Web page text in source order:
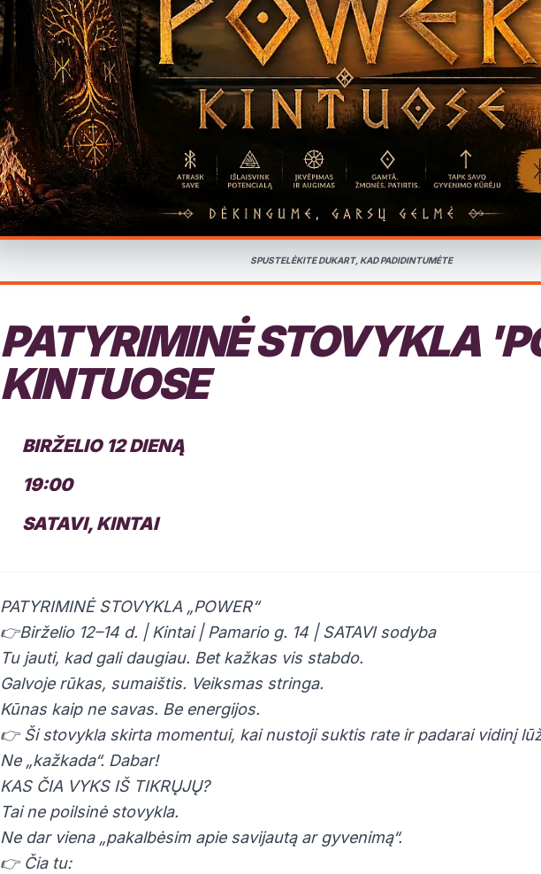
SPUSTELĖKITE DUKART, KAD PADIDINTUMĖTE
PATYRIMINĖ STOVYKLA
KINTUOSE
BIRŽELIO 12 DIENĄ
19:00
SATAVI, KINTAI
PATYRIMINĖ STOVYKLA „POWER“
👉Birželio 12–14 d. | Kintai | Pamario g. 14 | SATAVI sodyba
Tu jauti, kad gali daugiau. Bet kažkas vis stabdo.
Galvoje rūkas, sumaištis. Veiksmas stringa.
Kūnas kaip ne savas. Be energijos.
👉 Ši stovykla skirta momentui, kai nustoji suktis rate ir padarai vidinį
Ne „kažkada“. Dabar!
KAS ČIA VYKS IŠ TIKRŲJŲ?
Tai ne poilsinė stovykla.
Ne dar viena „pakalbėsim apie savijautą ar gyvenimą“.
👉 Čia tu: